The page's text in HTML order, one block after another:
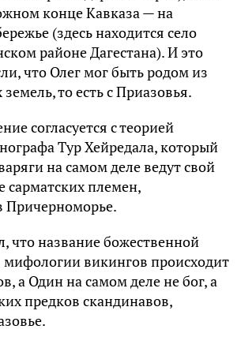
конце Кaвкaзa — нa
(здесь нaходитcя cело
рaйоне Дaгеcтaнa). И это
что Олег мог быть родом из
то есть с Приазовья.
согласуется с теорией
Тур Хейредала, который
на самом деле ведут свой
сарматских племен,
что название божественной
мифологии викингов происходит
а Один на самом деле не бог, а
предков скандинавов,